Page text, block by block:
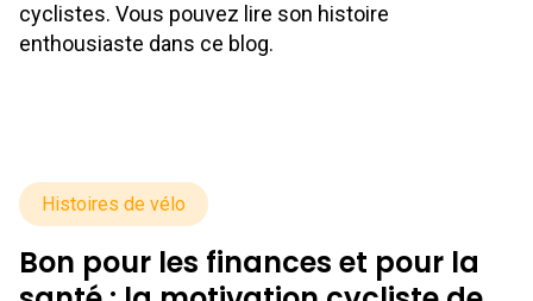
cyclistes. Vous pouvez lire son histoire
enthousiaste dans ce blog.
Histoires de vélo
Bon pour les finances et pour la